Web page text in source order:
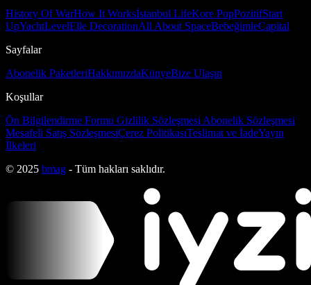
History Of WarHow It Worksİstanbul LifeKore PopPozitifStart
UpYachtLevelElle DecorationAll About SpaceBebeğimleCapital
Sayfalar
Abonelik PaketleriHakkımızdaKünyeBize Ulaşın
Koşullar
Ön Bilgilendirme Formu Gizlilik Sözleşmesi Abonelik Sözleşmesi
Mesafeli Satış SözleşmesiÇerez PolitikasıTeslimat ve İadeYayın
İlkeleri
© 2025 bmag - Tüm hakları saklıdır.